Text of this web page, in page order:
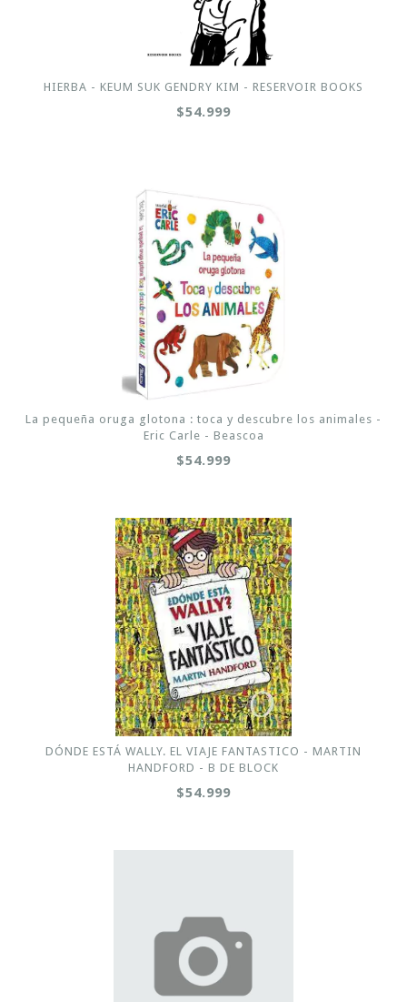
HIERBA - KEUM SUK GENDRY KIM - RESERVOIR BOOKS
$54.999
La pequeña oruga glotona : toca y descubre los animales -
Eric Carle - Beascoa
$54.999
DÓNDE ESTÁ WALLY. EL VIAJE FANTASTICO - MARTIN
HANDFORD - B DE BLOCK
$54.999